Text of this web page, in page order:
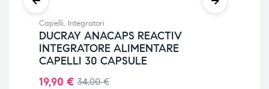
Capelli, Integratori
DUCRAY ANACAPS REACTIV
INTEGRATORE ALIMENTARE
CAPELLI 30 CAPSULE
34,00€
19,90 €